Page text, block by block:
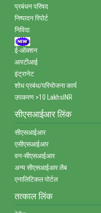
प्रबंधन परिषद
निष्‍पादन रिपोर्ट
निविदा
ई-ऑक्‍शन
आरटीआई
इंट्रानेट
शोध प्रबंध/परियोजना कार्य
उपकरण >10 LakhsINR
सीएसआईआर लिंक
सीएसआईआर
एसीएसआईआर
वन-सीएसआईआर
अन्‍य सीएसआईआर लैब
एनालिटिकल पोर्टल
तत्‍काल लिंक